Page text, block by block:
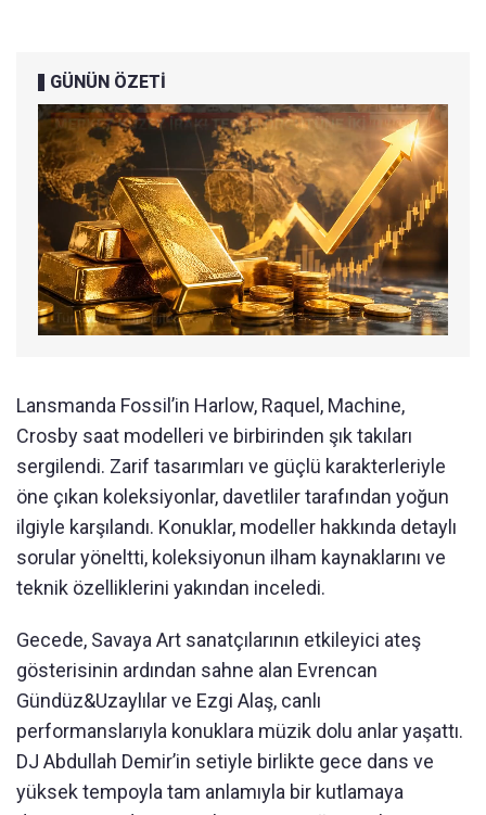
GÜNÜN ÖZETİ
Lansmanda Fossil’in Harlow, Raquel, Machine,
Crosby saat modelleri ve birbirinden şık takıları
sergilendi. Zarif tasarımları ve güçlü karakterleriyle
öne çıkan koleksiyonlar, davetliler tarafından yoğun
ilgiyle karşılandı. Konuklar, modeller hakkında detaylı
sorular yöneltti, koleksiyonun ilham kaynaklarını ve
teknik özelliklerini yakından inceledi.
Gecede, Savaya Art sanatçılarının etkileyici ateş
gösterisinin ardından sahne alan Evrencan
Gündüz&Uzaylılar ve Ezgi Alaş, canlı
performanslarıyla konuklara müzik dolu anlar yaşattı.
DJ Abdullah Demir’in setiyle birlikte gece dans ve
yüksek tempoyla tam anlamıyla bir kutlamaya